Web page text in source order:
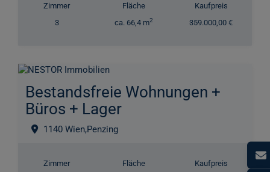
Zimmer
3
Fläche
ca. 66,4 m2
Kaufpreis
359.000,00 €
Bestandsfreie Wohnungen +
Büros + Lager
1140 Wien,Penzing
Zimmer Fläche Kaufpreis